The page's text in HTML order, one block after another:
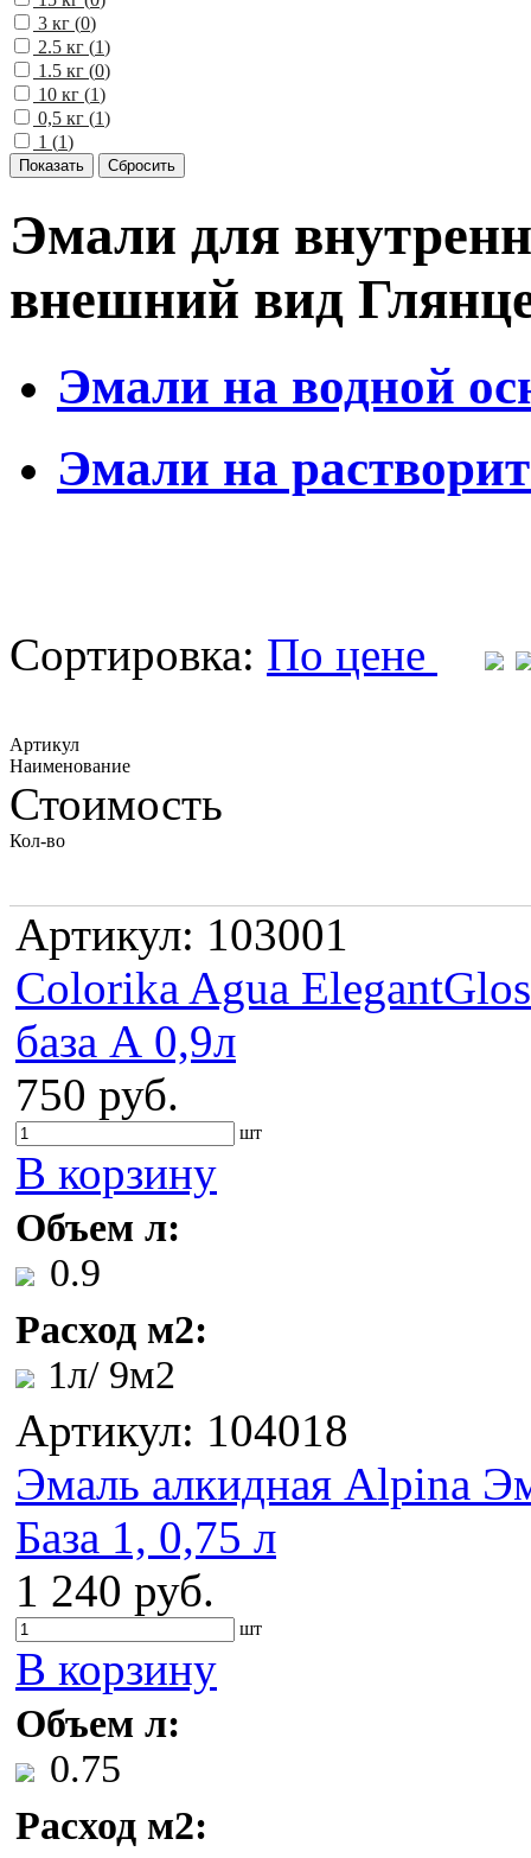
3 кг (0)
2.5 кг (1)
1.5 кг (0)
10 кг (1)
0,5 кг (1)
1 (1)
Эмали для
внешний вид
Эмали на водной
Эмали на
Сортировка: По цене
Артикул
Наименование
Стоимость
Кол-во
Артикул: 103001
Colorika Aguа
база А 0,9л
750 руб.
шт
В корзину
Объем л:
0.9
Расход м2:
1л/ 9м2
Артикул: 104018
Эмаль алкидная Alpina
База 1, 0,75 л
1 240 руб.
шт
В корзину
Объем л:
0.75
Расход м2: